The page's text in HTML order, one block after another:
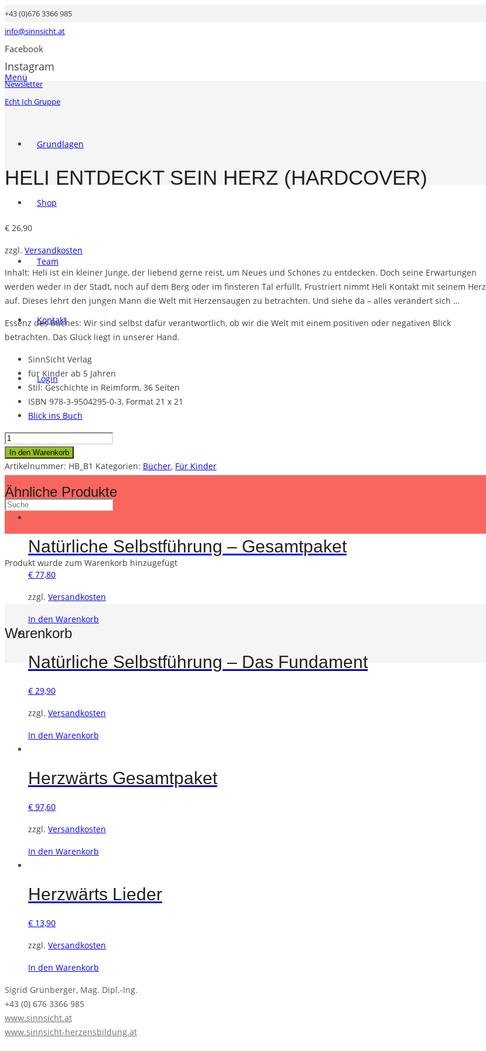
+43 (0)676 3366 985
info@sinnsicht.at
Facebook
Instagram
Newsletter
Echt Ich Gruppe
Menü
Grundlagen
Shop
Team
Kontakt
Login
Produkt wurde zum Warenkorb hinzugefügt
Warenkorb
HELI ENTDECKT SEIN HERZ (HARDCOVER)
€ 26,90
zzgl. Versandkosten
Inhalt: Heli ist ein kleiner Junge, der liebend gerne reist, um Neues und Schönes zu entdecken. Doch seine Erwartungen
werden weder in der Stadt, noch auf dem Berg oder im finsteren Tal erfüllt. Frustriert nimmt Heli Kontakt mit seinem Herz
auf. Dieses lehrt den jungen Mann die Welt mit Herzensaugen zu betrachten. Und siehe da – alles verändert sich …
Essenz des Buches: Wir sind selbst dafür verantwortlich, ob wir die Welt mit einem positiven oder negativen Blick
betrachten. Das Glück liegt in unserer Hand.
SinnSicht Verlag
für Kinder ab 5 Jahren
Stil: Geschichte in Reimform, 36 Seiten
ISBN 978-3-9504295-0-3, Format 21 x 21
Blick ins Buch
Heli
entdeckt
sein
(Hardcover)
Menge
In den Warenkorb
Artikelnummer: HB_B1 Kategorien: Bücher, Für Kinder
Ähnliche Produkte
Natürliche Selbstführung – Gesamtpaket
€ 77,80
zzgl. Versandkosten
In den Warenkorb
Natürliche Selbstführung – Das Fundament
€ 29,90
zzgl. Versandkosten
In den Warenkorb
Herzwärts Gesamtpaket
€ 97,60
zzgl. Versandkosten
In den Warenkorb
Herzwärts Lieder
€ 13,90
zzgl. Versandkosten
In den Warenkorb
Sigrid Grünberger, Mag. Dipl.-Ing.
+43 (0) 676 3366 985
www.sinnsicht.at
www.sinnsicht-herzensbildung.at